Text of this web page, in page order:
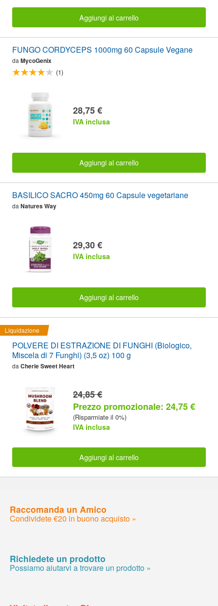
Aggiungi al carrello
FUNGO CORDYCEPS 1000mg 60 Capsule Vegane
da MycoGenix
(1)
28,75 €
IVA inclusa
Aggiungi al carrello
BASILICO SACRO 450mg 60 Capsule vegetariane
da Natures Way
29,30 €
IVA inclusa
Aggiungi al carrello
Liquidazione
POLVERE DI ESTRAZIONE DI FUNGHI (Biologico,
Miscela di 7 Funghi) (3,5 oz) 100 g
da Cherie Sweet Heart
24,85 €
Prezzo promozionale: 24,75 €
(Risparmiate il 0%)
IVA inclusa
Aggiungi al carrello
Raccomanda un Amico
Condividete €20 in buono acquisto »
Richiedete un prodotto
Possiamo aiutarvi a trovare un prodotto »